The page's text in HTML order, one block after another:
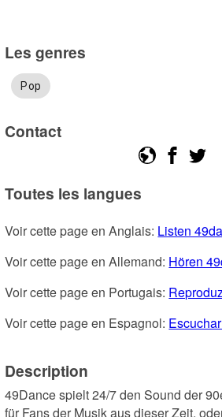
Les genres
Pop
Contact
Toutes les langues
Voir cette page en Anglais: Listen
Voir cette page en Allemand: Hören
Voir cette page en Portugais:
Voir cette page en Espagnol:
Description
49Dance spielt 24/7 den Sound der
für Fans der Musik aus dieser Zeit,